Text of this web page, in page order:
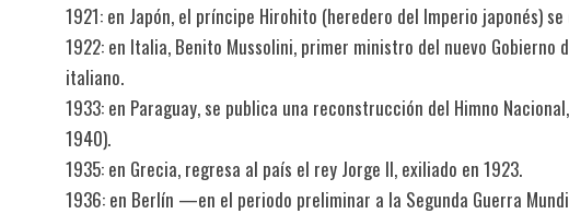
1921: en Japón, el príncipe Hirohito (heredero del Imperio japonés)
1922: en Italia, Benito Mussolini, primer ministro del nuevo
italiano.
1933: en Paraguay, se publica una reconstrucción del Himno
1940).
1935: en Grecia, regresa al país el rey Jorge II, exiliado en 1923.
1936: en Berlín —en el periodo preliminar a la Segunda Guerra